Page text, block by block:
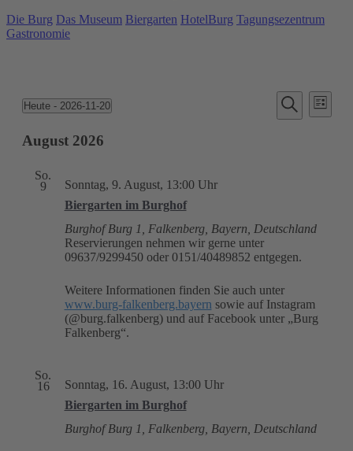
Die Burg Das Museum Biergarten HotelBurg Tagungsezentrum
Gastronomie
Veranstaltungen
Suche
Suche
Liste
Heute - 2026-11-20
wählen.
August 2026
So.
9
Biergarten im Burghof
Sonntag, 9. August, 13:00 Uhr
BurghofBurg 1, Falkenberg, Bayern, Deutschland
Reservierungen nehmen wir gerne unter
09637/9299450 oder 0151/40489852 entgegen.
Weitere Informationen finden Sie auch unter
www.burg-falkenberg.bayern sowie auf Instagram
(@burg.falkenberg) und auf Facebook unter „Burg
Falkenberg“.
So.
16
Biergarten im Burghof
Sonntag, 16. August, 13:00 Uhr
BurghofBurg 1, Falkenberg, Bayern, Deutschland